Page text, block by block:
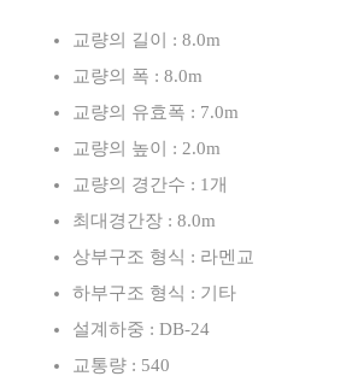
교량의 길이 : 8.0m
교량의 폭 : 8.0m
교량의 유효폭 : 7.0m
교량의 높이 : 2.0m
교량의 경간수 : 1개
최대경간장 : 8.0m
상부구조 형식 : 라멘교
하부구조 형식 : 기타
설계하중 : DB-24
교통량 : 540